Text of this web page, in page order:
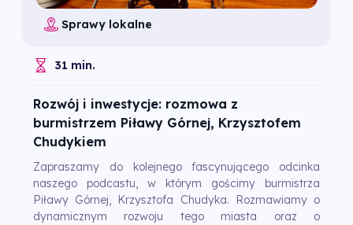
Sprawy lokalne
31 min.
Rozwój i inwestycje: rozmowa z
burmistrzem Piławy Górnej, Krzysztofem
Chudykiem
Zapraszamy do kolejnego fascynującego odcinka
naszego podcastu, w którym gościmy burmistrza
Piławy Górnej, Krzysztofa Chudyka. Rozmawiamy o
dynamicznym rozwoju tego miasta oraz o